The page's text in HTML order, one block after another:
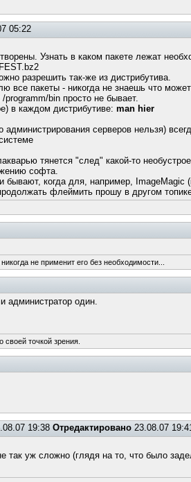
05:22
Узнать в каком пакете лежат
разрешить так-же из дистрибутива.
все пакеты - никогда не знаешь что
bin просто не бывает.
в каждом дистрибутиве:man hier
серверов нельзя)
тянется "след" какой-то
софта.
бывают, когда для, например,
флеймить прошу в другом
не применит его без необходимости...
администратор один.
своей точкой зрения.
19:38 Отредактировано23.08.07
так уж сложно (глядя на то, что было